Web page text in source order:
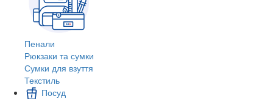
Пенали
Рюкзаки та сумки
Сумки для взуття
Текстиль
Посуд